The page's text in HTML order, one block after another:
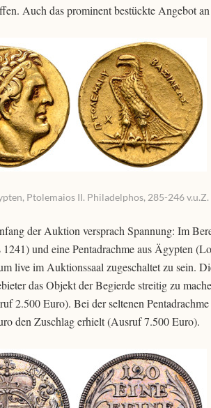
Auch das prominent bestückte Angebot
Ptolemaios II. Philadelphos, 285-246
der Auktion versprach Spannung: Im
und eine Pentadrachme aus Ägypten
live im Auktionssaal zugeschaltet zu sein.
das Objekt der Begierde streitig zu
2.500 Euro). Bei der seltenen
den Zuschlag erhielt (Ausruf 7.500 Euro).